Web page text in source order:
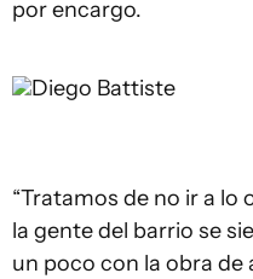
por encargo.
Diego Battiste
“Tratamos de no ir a lo
la gente del barrio se
un poco con la obra de